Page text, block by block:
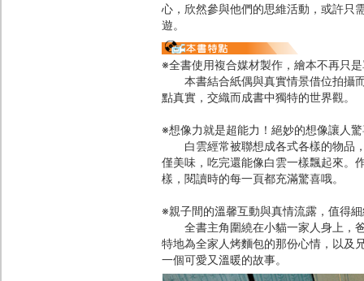
心，欣然參與他們的思維活動，或許只
遊。
※全書使用複合媒材製作，繪本不再只
本書結合紙偶與真實情景借位拍攝而
點真實，交織而成書中獨特的世界觀。
※想像力就是超能力！絕妙的想像讓人
白雲經常被聯想成各式各樣的物品，
僅美味，吃完還能像白雲一樣飄起來。
樣，閱讀時的每一頁都充滿驚喜哦。
※親子間的溫馨互動與真情流露，值得
全書主角圍繞在小貓一家人身上，爸
特地為全家人烤麵包的那份心情，以及
一個可愛又溫暖的故事。